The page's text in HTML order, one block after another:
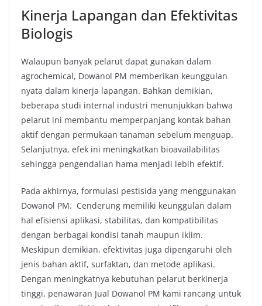
Kinerja Lapangan dan Efektivitas
Biologis
Walaupun banyak pelarut dapat gunakan dalam
agrochemical, Dowanol PM memberikan keunggulan
nyata dalam kinerja lapangan. Bahkan demikian,
beberapa studi internal industri menunjukkan bahwa
pelarut ini membantu memperpanjang kontak bahan
aktif dengan permukaan tanaman sebelum menguap.
Selanjutnya, efek ini meningkatkan bioavailabilitas
sehingga pengendalian hama menjadi lebih efektif.
Pada akhirnya, formulasi pestisida yang menggunakan
Dowanol PM. Cenderung memiliki keunggulan dalam
hal efisiensi aplikasi, stabilitas, dan kompatibilitas
dengan berbagai kondisi tanah maupun iklim.
Meskipun demikian, efektivitas juga dipengaruhi oleh
jenis bahan aktif, surfaktan, dan metode aplikasi.
Dengan meningkatnya kebutuhan pelarut berkinerja
tinggi, penawaran Jual Dowanol PM kami rancang untuk